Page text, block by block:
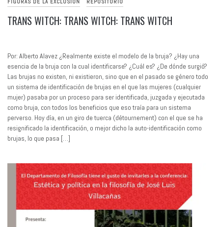
FIGURAS DE LA EXCLUSIÓN REPOSITORIO
TRANS WITCH: TRANS WITCH: TRANS WITCH
Por: Alberto Alavez ¿Realmente existe el modelo de la bruja? ¿Hay una
esencia de la bruja con la cual identificarse? ¿Cuál es? ¿De dónde surgió?
Las brujas no existen, ni existieron, sino que en el pasado se género todo
un sistema de identificación de brujas en el que las mujeres (cualquier
mujer) pasaba por un proceso para ser identificada, juzgada y ejecutada
como bruja, con todos los beneficios que eso traía para un sistema
perverso. Hoy día, en un giro de tuerca (détournement) con el que se ha
resignificado la identificación, o mejor dicho la auto-identificación como
brujas, lo que pasa […]